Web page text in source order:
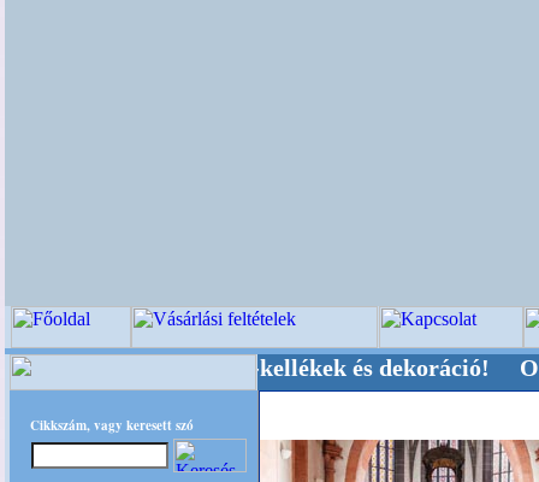
Cikkszám, vagy keresett szó
, Kegyeleti-kellékek és dekoráció!